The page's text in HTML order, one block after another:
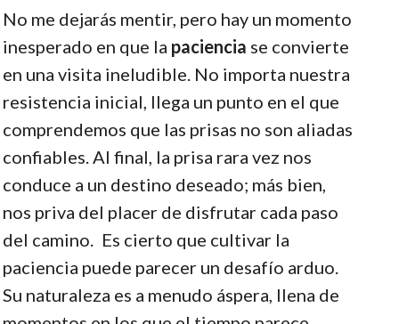
No me dejarás mentir, pero hay un momento
inesperado en que la paciencia se convierte
en una visita ineludible. No importa nuestra
resistencia inicial, llega un punto en el que
comprendemos que las prisas no son aliadas
confiables. Al final, la prisa rara vez nos
conduce a un destino deseado; más bien,
nos priva del placer de disfrutar cada paso
del camino. Es cierto que cultivar la
paciencia puede parecer un desafío arduo.
Su naturaleza es a menudo áspera, llena de